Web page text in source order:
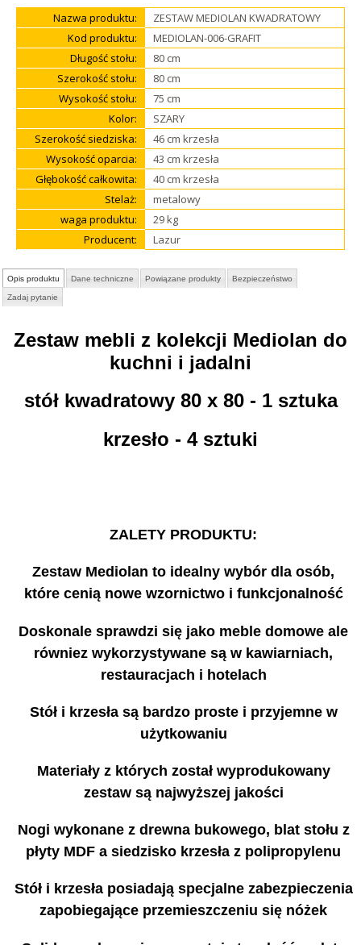
Nazwa produktu:
ZESTAW MEDIOLAN KWADRATOWY
Kod produktu:
MEDIOLAN-006-GRAFIT
Długość stołu:
80 cm
Szerokość stołu:
80 cm
Wysokość stołu:
75 cm
Kolor:
SZARY
Szerokość siedziska:
46 cm krzesła
Wysokość oparcia:
43 cm krzesła
Głębokość całkowita:
40 cm krzesła
Stelaż:
metalowy
waga produktu:
29 kg
Producent:
Lazur
Opis produktu Dane techniczne Powiązane produkty Bezpieczeństwo
Zadaj pytanie
Zestaw mebli z kolekcji Mediolan do
kuchni i jadalni
stół kwadratowy 80 x 80 - 1 sztuka
krzesło - 4 sztuki
ZALETY PRODUKTU:
Zestaw Mediolan to idealny wybór dla osób,
które cenią nowe wzornictwo i funkcjonalność
Doskonale sprawdzi się jako meble domowe ale
równiez wykorzystywane są w kawiarniach,
restauracjach i hotelach
Stół i krzesła są bardzo proste i przyjemne w
użytkowaniu
Materiały z których został wyprodukowany
zestaw są najwyższej jakości
Nogi wykonane z drewna bukowego, blat stołu z
płyty MDF a siedzisko krzesła z polipropylenu
Stół i krzesła posiadają specjalne zabezpieczenia
zapobiegające przemieszczeniu się nóżek